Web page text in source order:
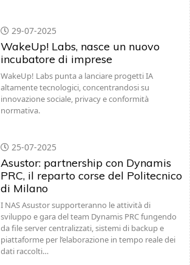
29-07-2025
WakeUp! Labs, nasce un nuovo
incubatore di imprese
WakeUp! Labs punta a lanciare progetti IA
altamente tecnologici, concentrandosi su
innovazione sociale, privacy e conformità
normativa.
25-07-2025
Asustor: partnership con Dynamis
PRC, il reparto corse del Politecnico
di Milano
I NAS Asustor supporteranno le attività di
sviluppo e gara del team Dynamis PRC fungendo
da file server centralizzati, sistemi di backup e
piattaforme per l’elaborazione in tempo reale dei
dati raccolti…